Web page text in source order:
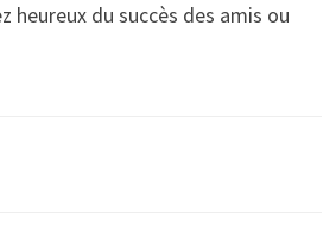
heureux du succès des amis ou